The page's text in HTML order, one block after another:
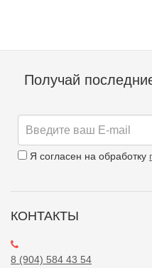
Получай
Я согласен на обработку
КОНТАКТЫ
8 (904) 584 43 54